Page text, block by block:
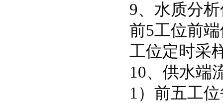
9、水质分
前5工位前
工位定时采
10、供水端
1）前五工